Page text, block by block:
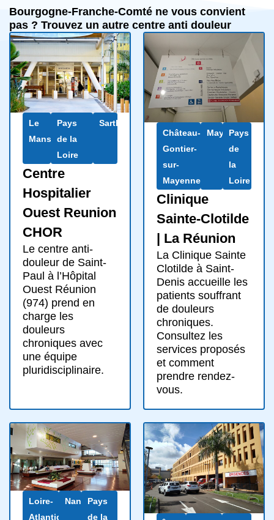
Bourgogne-Franche-Comté ne vous convient
pas ? Trouvez un autre centre anti douleur
Le
Mans
Pays
de la
Loire
Sarthe
Centre
Hospitalier
Ouest Reunion
CHOR
Le centre anti-
douleur de Saint-
Paul à l’Hôpital
Ouest Réunion
(974) prend en
charge les
douleurs
chroniques avec
une équipe
pluridisciplinaire.
Château-
Gontier-
sur-
Mayenne
Mayenne
Pays
de
la
Loire
Clinique
Sainte-Clotilde
| La Réunion
La Clinique Sainte
Clotilde à Saint-
Denis accueille les
patients souffrant
de douleurs
chroniques.
Consultez les
services proposés
et comment
prendre rendez-
vous.
Loire-
Atlantique
NantesPays
de la